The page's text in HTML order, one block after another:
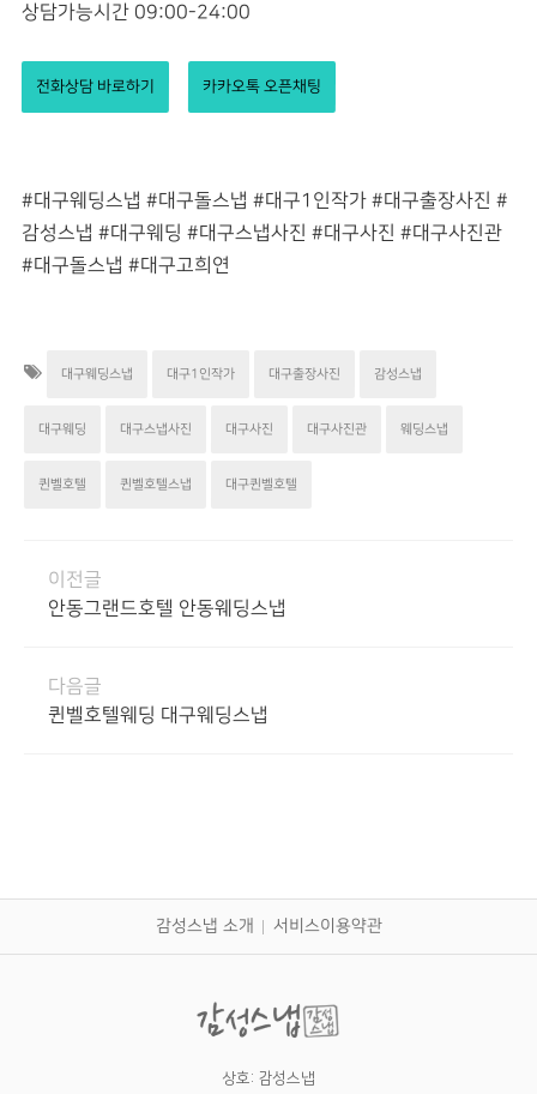
상담가능시간 09:00-24:00
전화상담 바로하기 카카오톡 오픈채팅
#대구웨딩스냅 #대구돌스냅 #대구1인작가 #대구출장사진 #
감성스냅 #대구웨딩 #대구스냅사진 #대구사진 #대구사진관
#대구돌스냅 #대구고희연
대구웨딩스냅 대구1인작가 대구출장사진 감성스냅
대구웨딩 대구스냅사진 대구사진 대구사진관 웨딩스냅
퀸벨호텔 퀸벨호텔스냅 대구퀸벨호텔
이전글
안동그랜드호텔 안동웨딩스냅
다음글
퀸벨호텔웨딩 대구웨딩스냅
감성스냅 소개 서비스이용약관
상호: 감성스냅